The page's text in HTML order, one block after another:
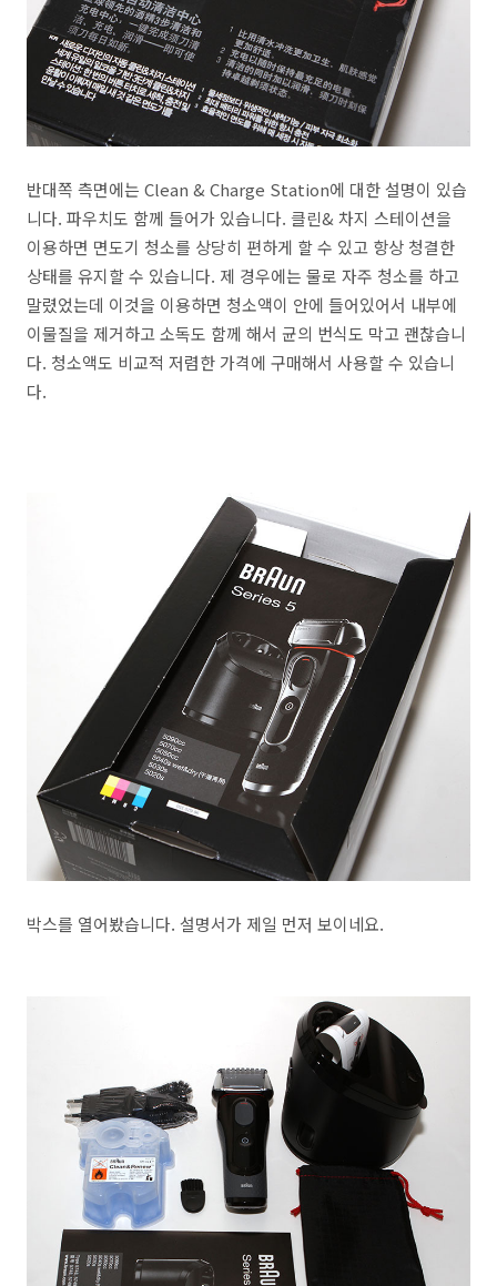
반대쪽 측면에는 Clean & Charge Station에 대한 설명이 있습
니다. 파우치도 함께 들어가 있습니다. 클린& 차지 스테이션을
이용하면 면도기 청소를 상당히 편하게 할 수 있고 항상 청결한
상태를 유지할 수 있습니다. 제 경우에는 물로 자주 청소를 하고
말렸었는데 이것을 이용하면 청소액이 안에 들어있어서 내부에
이물질을 제거하고 소독도 함께 해서 균의 번식도 막고 괜찮습니
다. 청소액도 비교적 저렴한 가격에 구매해서 사용할 수 있습니
다.
박스를 열어봤습니다. 설명서가 제일 먼저 보이네요.